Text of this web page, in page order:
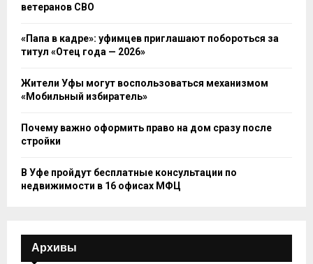
ветеранов СВО
«Папа в кадре»: уфимцев приглашают побороться за
титул «Отец года — 2026»
Жители Уфы могут воспользоваться механизмом
«Мобильный избиратель»
Почему важно оформить право на дом сразу после
стройки
В Уфе пройдут бесплатные консультации по
недвижимости в 16 офисах МФЦ
Архивы